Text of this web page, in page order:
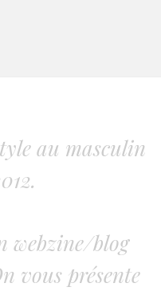
au masculin
webzine/blog
vous présente